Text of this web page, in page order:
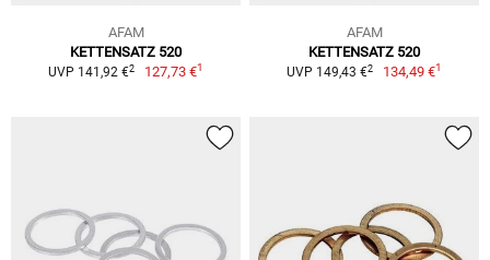
AFAM
KETTENSATZ 520
UVP 141,92 €2 127,73 €1
AFAM
KETTENSATZ 520
UVP 149,43 €2 134,49 €1